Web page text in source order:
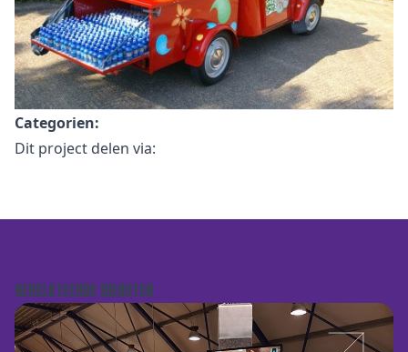
Categorien:
Dit project delen via:
GERELATEERDE DIENSTEN